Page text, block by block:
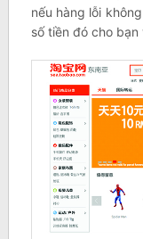
nếu hàng lỗi
số tiền đó cho